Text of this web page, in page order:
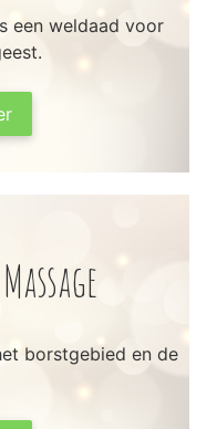
een weldaad voor
borstgebied en de